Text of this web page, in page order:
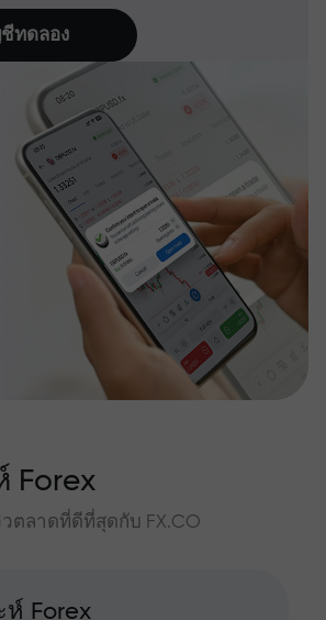
ทดลอง
Forex
ตลาดที่ดีที่สุดกับ FX.CO
ห์ Forex